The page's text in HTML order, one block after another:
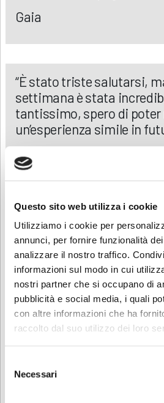
Questo sito web utilizza i cookie
Utilizziamo i cookie per
annunci, per fornire funzionalità
analizzare il nostro traffico.
informazioni sul modo in cui
nostri partner che si occupano di
pubblicità e social media, i quali
con altre informazioni che ha
raccolto dal suo utilizzo dei loro
delNecessari
Gaia
“È stato triste salutarsi,
settimana è stata
tantissimo, spero di poter
un’esperienza simile in
Simone